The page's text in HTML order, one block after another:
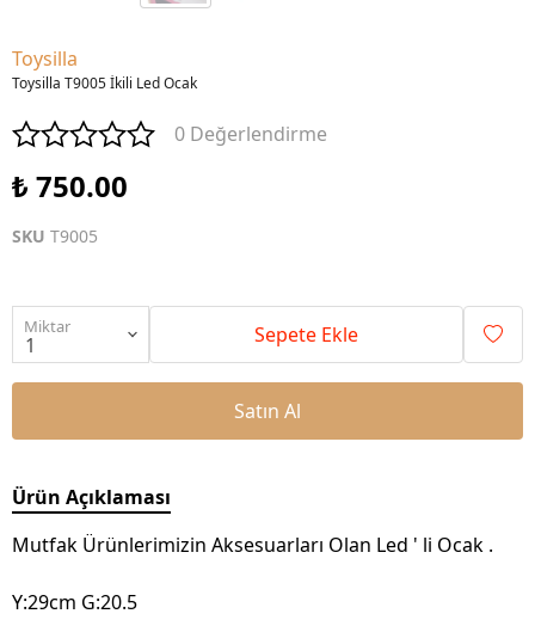
Toysilla
Toysilla T9005 İkili Led Ocak
0 Değerlendirme
₺ 750.00
SKU T9005
Miktar Sepete Ekle
Satın Al
Ürün Açıklaması
Mutfak Ürünlerimizin Aksesuarları Olan Led ' li Ocak .
Y:29cm G:20.5